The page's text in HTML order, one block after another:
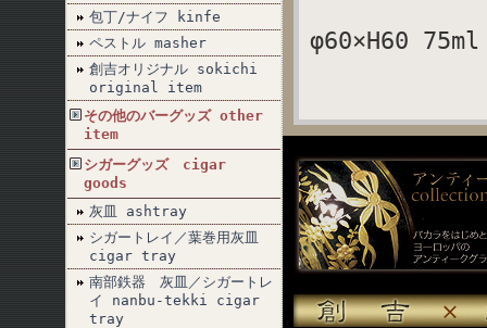
包丁/ナイフ kinfe
ペストル masher
創吉オリジナル sokichi
original item
その他のバーグッズ other
item
シガーグッズ cigar
goods
灰皿 ashtray
シガートレイ／葉巻用灰皿
cigar tray
南部鉄器 灰皿／シガートレ
イ nanbu-tekki cigar
tray
φ60×H60 75ml